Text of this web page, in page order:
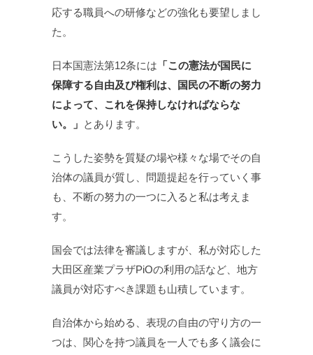
応する職員への研修などの強化も要望しまし
た。
日本国憲法第12条には 「この憲法が国民に
保障する自由及び権利は、国民の不断の努力
によって、これを保持しなければならな
い。」 とあります。
こうした姿勢を質疑の場や様々な場でその自
治体の議員が質し、問題提起を行っていく事
も、不断の努力の一つに入ると私は考えま
す。
国会では法律を審議しますが、私が対応した
大田区産業プラザPiOの利用の話など、地方
議員が対応すべき課題も山積しています。
自治体から始める、表現の自由の守り方の一
つは、関心を持つ議員を一人でも多く議会に